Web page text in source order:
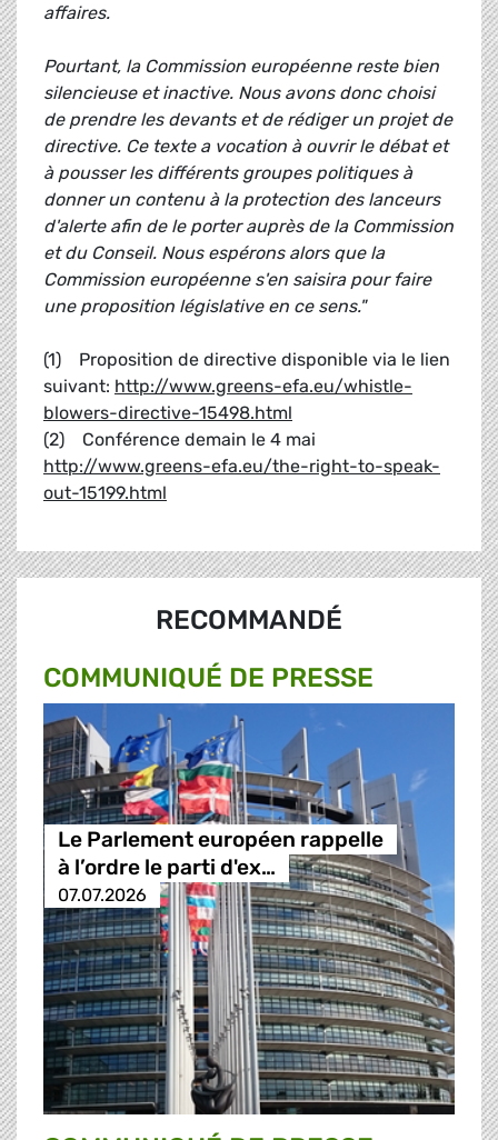
affaires.
Pourtant, la Commission européenne reste bien
silencieuse et inactive. Nous avons donc choisi
de prendre les devants et de rédiger un projet de
directive. Ce texte a vocation à ouvrir le débat et
à pousser les différents groupes politiques à
donner un contenu à la protection des lanceurs
d'alerte afin de le porter auprès de la Commission
et du Conseil. Nous espérons alors que la
Commission européenne s'en saisira pour faire
une proposition législative en ce sens."
(1) Proposition de directive disponible via le lien
suivant: http://www.greens-efa.eu/whistle-
blowers-directive-15498.html
(2) Conférence demain le 4 mai
http://www.greens-efa.eu/the-right-to-speak-
out-15199.html
RECOMMANDÉ
COMMUNIQUÉ DE PRESSE
Le Parlement européen rappelle
à l’ordre le parti d'ex…
07.07.2026